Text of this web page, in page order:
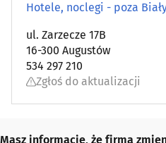
Hotele, noclegi - poza
ul. Zarzecze 17B
16-300 Augustów
534 297 210
Zgłoś do aktualizacji
Masz informacje, że firma